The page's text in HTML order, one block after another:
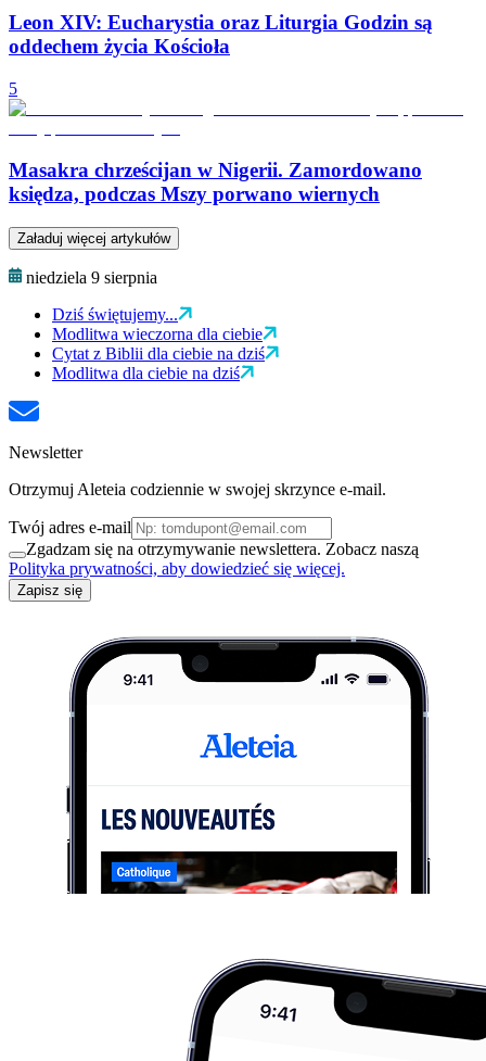
Leon XIV: Eucharystia oraz Liturgia Godzin są
oddechem życia Kościoła
5
Masakra chrześcijan w Nigerii. Zamordowano
księdza, podczas Mszy porwano wiernych
Załaduj więcej artykułów
niedziela 9 sierpnia
Dziś świętujemy...
Modlitwa wieczorna dla ciebie
Cytat z Biblii dla ciebie na dziś
Modlitwa dla ciebie na dziś
Newsletter
Otrzymuj Aleteia codziennie w swojej skrzynce e-mail.
Twój adres e-mail
Zgadzam się na otrzymywanie newslettera. Zobacz naszą
Polityka prywatności, aby dowiedzieć się więcej.
Zapisz się